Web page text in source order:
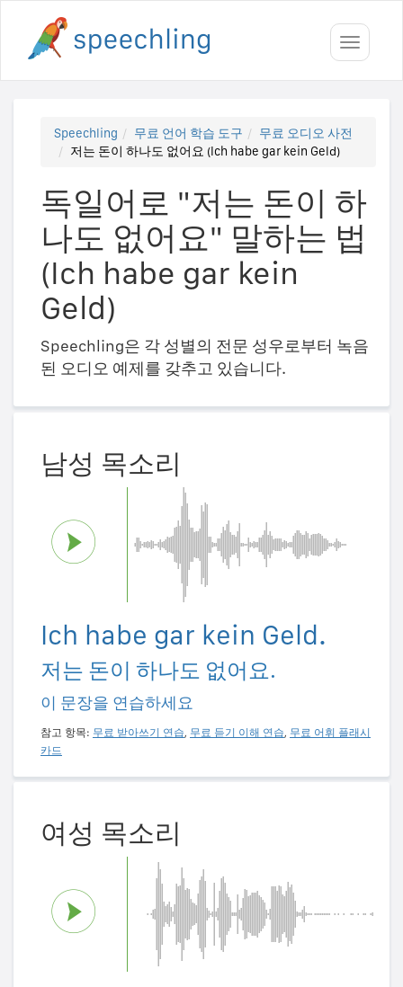
Toggle
Speechling 무료 언어 학습 도구
무료 오디오 사전
저는 돈이 하나도 없어요 (Ich habe gar kein Geld)
독일어로 "저는 돈이 하
나도 없어요" 말하는 법
(Ich habe gar kein
Geld)
Speechling은 각 성별의 전문 성우로부터 녹음
된 오디오 예제를 갖추고 있습니다.
남성 목소리
Ich habe gar kein Geld.
저는 돈이 하나도 없어요.
이 문장을 연습하세요
참고 항목: 무료 받아쓰기 연습, 무료 듣기 이해 연습, 무료 어휘 플래시
카드
여성 목소리